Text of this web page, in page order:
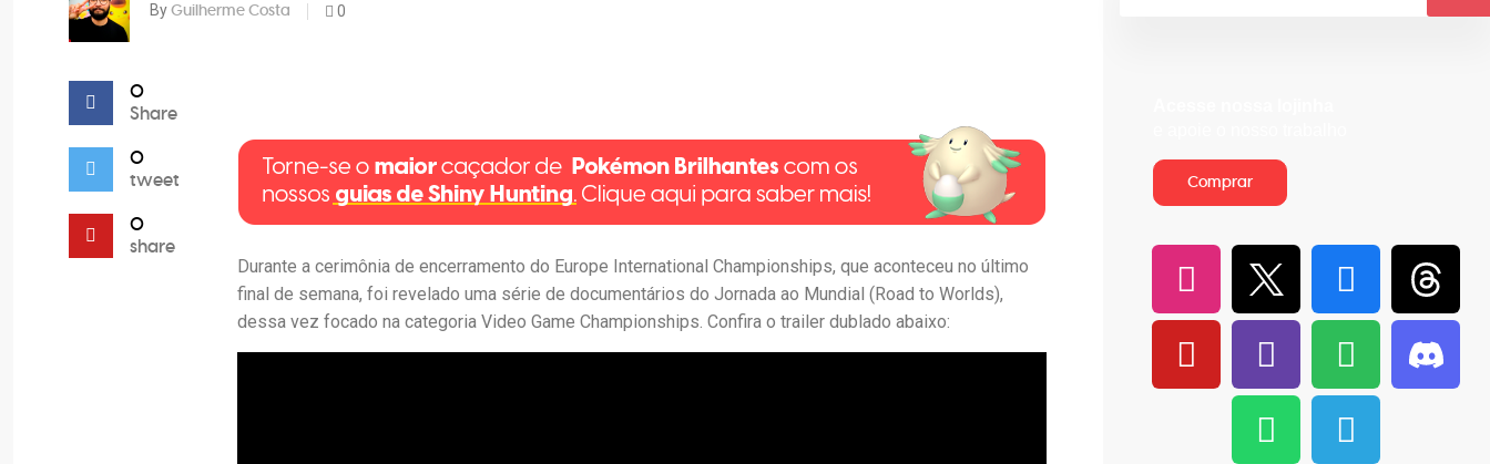
By Guilherme Costa 0
0
Share
0
tweet
0
share
Durante a cerimônia de encerramento do Europe International Championships, que aconteceu no último
final de semana, foi revelado uma série de documentários do Jornada ao Mundial (Road to Worlds),
dessa vez focado na categoria Video Game Championships. Confira o trailer dublado abaixo:
Comprar